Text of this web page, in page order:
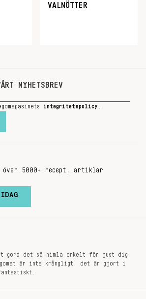
VALNÖTTER
NYHETSBREV
integritetspolicy
5000+ recept, artiklar
att göra det så himla enkelt för just dig
är inte krångligt, det är gjort i